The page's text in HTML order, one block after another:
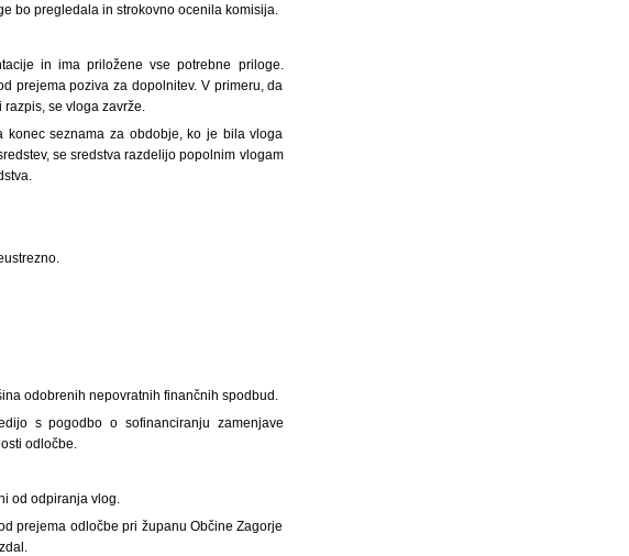
bo pregledala in strokovno ocenila komisija.
in ima priložene vse potrebne priloge.
prejema poziva za dopolnitev. V primeru, da
se vloga zavrže.
seznama za obdobje, ko je bila vloga
se sredstva razdelijo popolnim vlogam
odobrenih nepovratnih finančnih spodbud.
s pogodbo o sofinanciranju zamenjave
odločbe.
od odpiranja vlog.
prejema odločbe pri županu Občine Zagorje